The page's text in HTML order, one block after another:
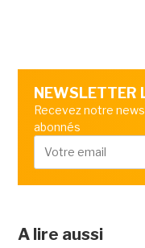
NEWSLETTER
Recevez notre
abonnés
A lire aussi